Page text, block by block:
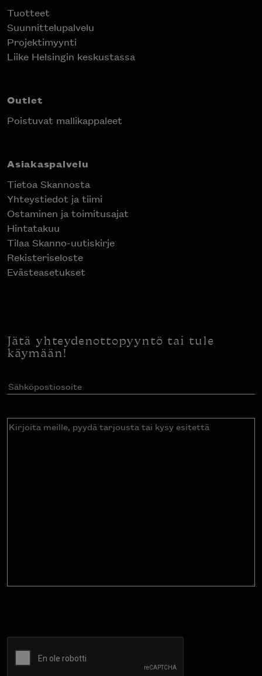
Tuotteet
Suunnittelupalvelu
Projektimyynti
Liike Helsingin keskustassa
Outlet
Poistuvat mallikappaleet
Asiakaspalvelu
Tietoa Skannosta
Yhteystiedot ja tiimi
Ostaminen ja toimitusajat
Hintatakuu
Tilaa Skanno-uutiskirje
Rekisteriseloste
Evästeasetukset
Jätä yhteydenottopyyntö tai tule
käymään!
Sähköpostiosoite(Pakollinen)
Kirjoita